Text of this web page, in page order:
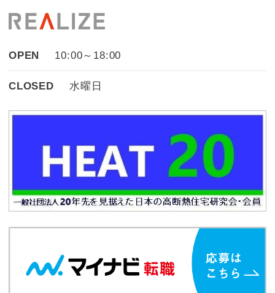
OPEN 10:00～18:00
CLOSED 水曜日